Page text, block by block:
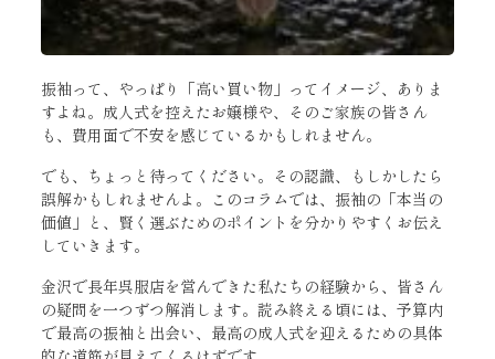
振袖って、やっぱり「高い買い物」ってイメージ、ありま
すよね。成人式を控えたお嬢様や、そのご家族の皆さん
も、費用面で不安を感じているかもしれません。
でも、ちょっと待ってください。その認識、もしかしたら
誤解かもしれませんよ。このコラムでは、振袖の「本当の
価値」と、賢く選ぶためのポイントを分かりやすくお伝え
していきます。
金沢で長年呉服店を営んできた私たちの経験から、皆さん
の疑問を一つずつ解消します。読み終える頃には、予算内
で最高の振袖と出会い、最高の成人式を迎えるための具体